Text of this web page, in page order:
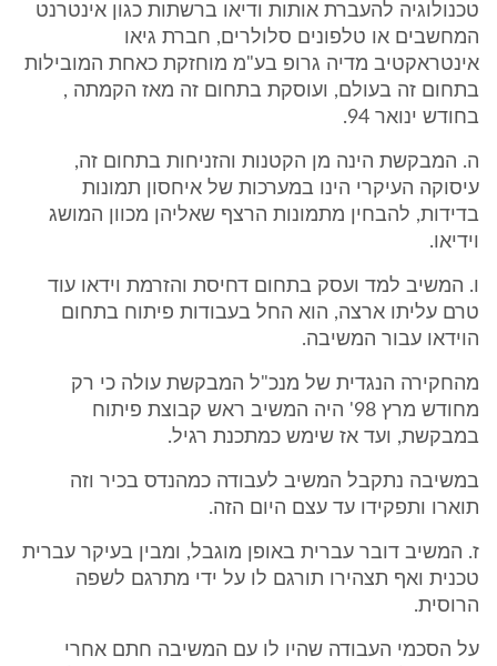
טכנולוגיה להעברת אותות ודיאו ברשתות כגון אינטרנט
המחשבים או טלפונים סלולרים, חברת גיאו
אינטראקטיב מדיה גרופ בע"מ מוחזקת כאחת המובילות
בתחום זה בעולם, ועוסקת בתחום זה מאז הקמתה ,
בחודש ינואר 94.
ה. המבקשת הינה מן הקטנות והזניחות בתחום זה,
עיסוקה העיקרי הינו במערכות של איחסון תמונות
בדידות, להבחין מתמונות הרצף שאליהן מכוון המושג
וידיאו.
ו. המשיב למד ועסק בתחום דחיסת והזרמת וידאו עוד
טרם עליתו ארצה, הוא החל בעבודות פיתוח בתחום
הוידאו עבור המשיבה.
מהחקירה הנגדית של מנכ"ל המבקשת עולה כי רק
מחודש מרץ 98' היה המשיב ראש קבוצת פיתוח
במבקשת, ועד אז שימש כמתכנת רגיל.
במשיבה נתקבל המשיב לעבודה כמהנדס בכיר וזה
תוארו ותפקידו עד עצם היום הזה.
ז. המשיב דובר עברית באופן מוגבל, ומבין בעיקר עברית
טכנית ואף תצהירו תורגם לו על ידי מתרגם לשפה
הרוסית.
על הסכמי העבודה שהיו לו עם המשיבה חתם אחרי